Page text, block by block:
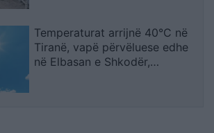
Temperaturat arrijnë 40°C në
Tiranë, vapë përvëluese edhe
në Elbasan e Shkodër,